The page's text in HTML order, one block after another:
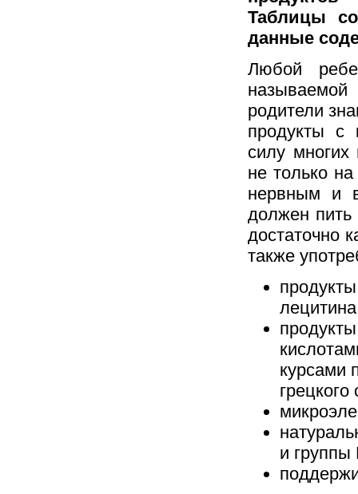
Таблицы
данные
Любой
родители
продукты с
силу многих
не только
нервным и
должен пить
достаточно
также
курсами
грецкого
и группы